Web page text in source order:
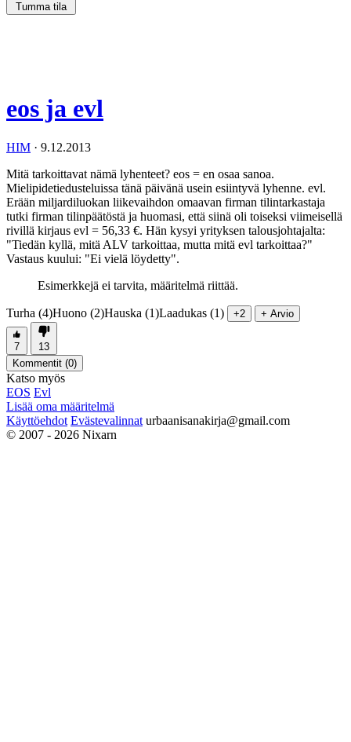
Tumma tila
eos ja evl
HIM · 9.12.2013
Mitä tarkoittavat nämä lyhenteet? eos = en osaa sanoa.
Mielipidetiedusteluissa tänä päivänä usein esiintyvä lyhenne. evl.
Erään miljardiluokan liikevaihdon omaavan firman tilintarkastaja
tutki firman tilinpäätöstä ja huomasi, että siinä oli toiseksi viimeisellä
rivillä kirjaus evl = 56,33 €. Hän kysyi yrityksen talousjohtajalta:
"Tiedän kyllä, mitä ALV tarkoittaa, mutta mitä evl tarkoittaa?"
Vastaus kuului: "Ei vielä löydetty".
Esimerkkejä ei tarvita, määritelmä riittää.
Turha (4)Huono (2)Hauska (1)Laadukas (1) +2 + Arvio
7
13
Kommentit (0)
Katso myös
EOS Evl
Lisää oma määritelmä
Käyttöehdot Evästevalinnat urbaanisanakirja@gmail.com
© 2007 - 2026 Nixarn